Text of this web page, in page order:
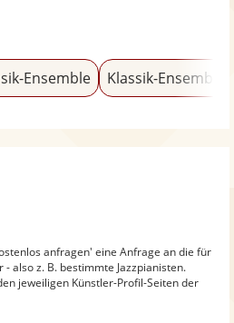
Ensemble Klassik-Ensemble
anfragen' eine Anfrage an die für
also z. B. bestimmte Jazzpianisten.
jeweiligen Künstler-Profil-Seiten der